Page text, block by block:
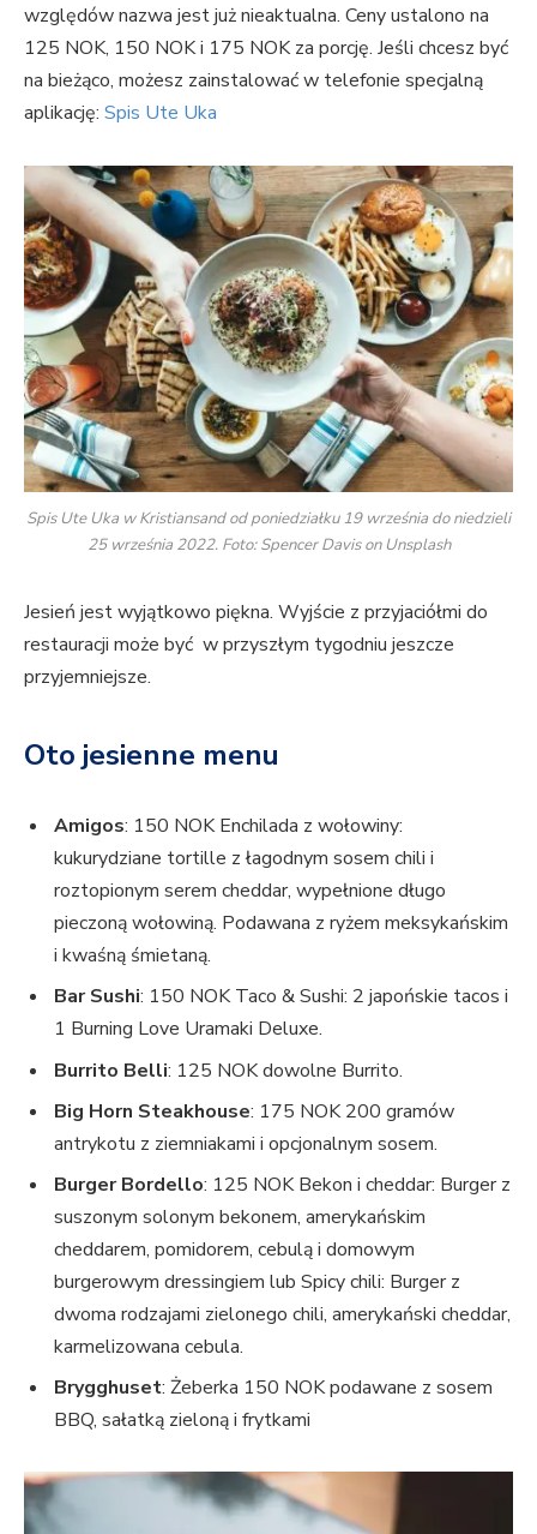
względów nazwa jest już nieaktualna. Ceny ustalono na
125 NOK, 150 NOK i 175 NOK za porcję. Jeśli chcesz być
na bieżąco, możesz zainstalować w telefonie specjalną
aplikację: Spis Ute Uka
Spis Ute Uka w Kristiansand od poniedziałku 19 września do niedzieli
25 września 2022. Foto: Spencer Davis on Unsplash
Jesień jest wyjątkowo piękna. Wyjście z przyjaciółmi do
restauracji może być w przyszłym tygodniu jeszcze
przyjemniejsze.
Oto jesienne menu
Amigos: 150 NOK Enchilada z wołowiny:
kukurydziane tortille z łagodnym sosem chili i
roztopionym serem cheddar, wypełnione długo
pieczoną wołowiną. Podawana z ryżem meksykańskim
i kwaśną śmietaną.
Bar Sushi: 150 NOK Taco & Sushi: 2 japońskie tacos i
1 Burning Love Uramaki Deluxe.
Burrito Belli: 125 NOK dowolne Burrito.
Big Horn Steakhouse: 175 NOK 200 gramów
antrykotu z ziemniakami i opcjonalnym sosem.
Burger Bordello: 125 NOK Bekon i cheddar: Burger z
suszonym solonym bekonem, amerykańskim
cheddarem, pomidorem, cebulą i domowym
burgerowym dressingiem lub Spicy chili: Burger z
dwoma rodzajami zielonego chili, amerykański cheddar,
karmelizowana cebula.
Brygghuset: Żeberka 150 NOK podawane z sosem
BBQ, sałatką zieloną i frytkami